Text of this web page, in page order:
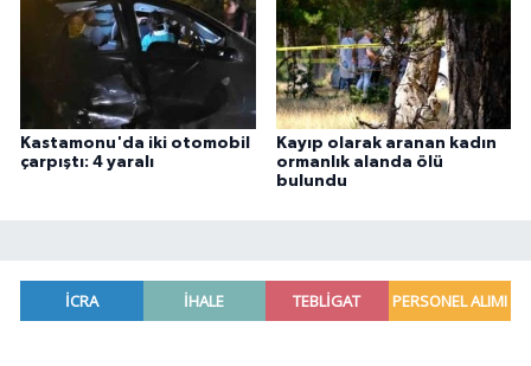
Kastamonu'da iki otomobil
çarpıştı: 4 yaralı
Kayıp olarak aranan kadın
ormanlık alanda ölü
bulundu